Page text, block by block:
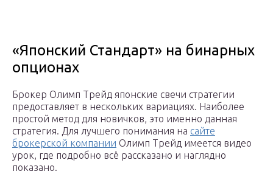
«Японский Стандарт» на бинарных
опционах
Брокер Олимп Трейд японские свечи стратегии
предоставляет в нескольких вариациях. Наиболее
простой метод для новичков, это именно данная
стратегия. Для лучшего понимания на сайте
брокерской компании Олимп Трейд имеется видео
урок, где подробно всё рассказано и наглядно
показано.